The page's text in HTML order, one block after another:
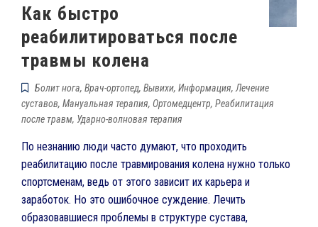
Как быстро
реабилитироваться после
травмы колена
Болит нога, Врач-ортопед, Вывихи, Информация, Лечение
суставов, Мануальная терапия, Ортомедцентр, Реабилитация
после травм, Ударно-волновая терапия
По незнанию люди часто думают, что проходить
реабилитацию после травмирования колена нужно только
спортсменам, ведь от этого зависит их карьера и
заработок. Но это ошибочное суждение. Лечить
образовавшиеся проблемы в структуре сустава,